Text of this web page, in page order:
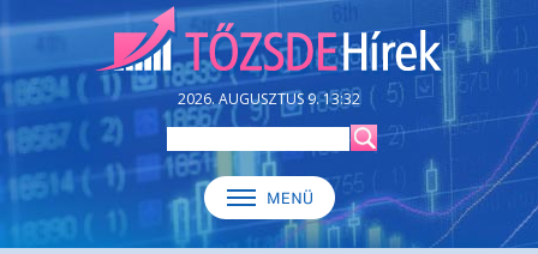
2026. AUGUSZTUS 9. 13:32